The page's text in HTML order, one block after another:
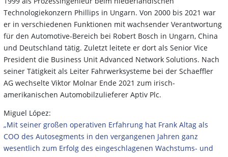
Technologiekonzern Phillips in Ungarn. Von 2000 bis 2021 war
er in verschiedenen Funktionen mit wachsender Verantwortung
für den Automotive-Bereich bei Robert Bosch in Ungarn, China
und Deutschland tätig. Zuletzt leitete er dort als Senior Vice
President die Business Unit Advanced Network Solutions. Nach
seiner Tätigkeit als Leiter Fahrwerksysteme bei der Schaeffler
AG wechselte Viktor Molnar Ende 2021 zum irisch-
amerikanischen Automobilzulieferer Aptiv Plc.
Miguel López:
„Mit seiner großen operativen Erfahrung hat Frank Altag als
COO des Autosegments in den vergangenen Jahren ganz
wesentlich zum Erfolg des eingeschlagenen Wachstums- und